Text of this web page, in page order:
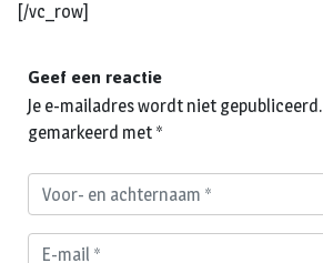
[/vc_row]
Geef een reactie
Je e-mailadres wordt niet gepubliceerd.
gemarkeerd met *